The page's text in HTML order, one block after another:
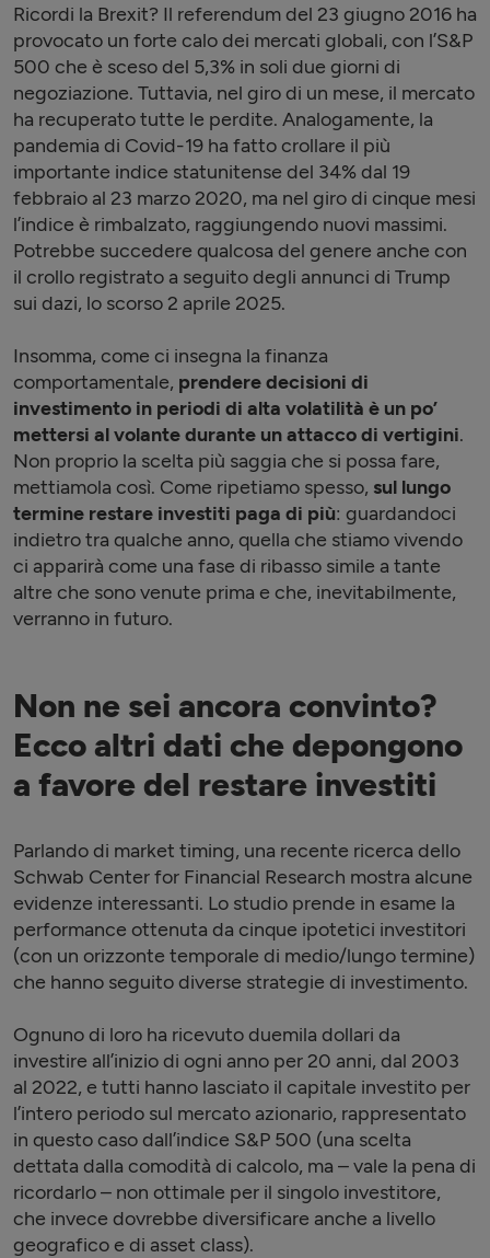
Ricordi la Brexit? Il referendum del 23 giugno 2016 ha
provocato un forte calo dei mercati globali, con l’S&P
500 che è sceso del 5,3% in soli due giorni di
negoziazione. Tuttavia, nel giro di un mese, il mercato
ha recuperato tutte le perdite. Analogamente, la
pandemia di Covid-19 ha fatto crollare il più
importante indice statunitense del 34% dal 19
febbraio al 23 marzo 2020, ma nel giro di cinque mesi
l’indice è rimbalzato, raggiungendo nuovi massimi.
Potrebbe succedere qualcosa del genere anche con
il crollo registrato a seguito degli annunci di Trump
sui dazi, lo scorso 2 aprile 2025.
Insomma, come ci insegna la finanza
comportamentale, prendere decisioni di
investimento in periodi di alta volatilità è un po’
mettersi al volante durante un attacco di vertigini.
Non proprio la scelta più saggia che si possa fare,
mettiamola così. Come ripetiamo spesso, sul lungo
termine restare investiti paga di più: guardandoci
indietro tra qualche anno, quella che stiamo vivendo
ci apparirà come una fase di ribasso simile a tante
altre che sono venute prima e che, inevitabilmente,
verranno in futuro.
Non ne sei ancora convinto?
Ecco altri dati che depongono
a favore del restare investiti
Parlando di market timing, una recente ricerca dello
Schwab Center for Financial Research mostra alcune
evidenze interessanti. Lo studio prende in esame la
performance ottenuta da cinque ipotetici investitori
(con un orizzonte temporale di medio/lungo termine)
che hanno seguito diverse strategie di investimento.
Ognuno di loro ha ricevuto duemila dollari da
investire all’inizio di ogni anno per 20 anni, dal 2003
al 2022, e tutti hanno lasciato il capitale investito per
l’intero periodo sul mercato azionario, rappresentato
in questo caso dall’indice S&P 500 (una scelta
dettata dalla comodità di calcolo, ma – vale la pena di
ricordarlo – non ottimale per il singolo investitore,
che invece dovrebbe diversificare anche a livello
geografico e di asset class).